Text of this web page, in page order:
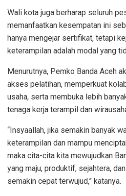
Wali kota juga berharap seluruh
memanfaatkan kesempatan ini
hanya mengejar sertifikat, tetapi
keterampilan adalah modal yang
Menurutnya, Pemko Banda Aceh
akses pelatihan, memperkuat
usaha, serta membuka lebih
tenaga kerja terampil dan
“Insyaallah, jika semakin banyak
keterampilan dan mampu
maka cita-cita kita mewujudkan
yang maju, produktif, sejahtera,
semakin cepat terwujud,” katanya.